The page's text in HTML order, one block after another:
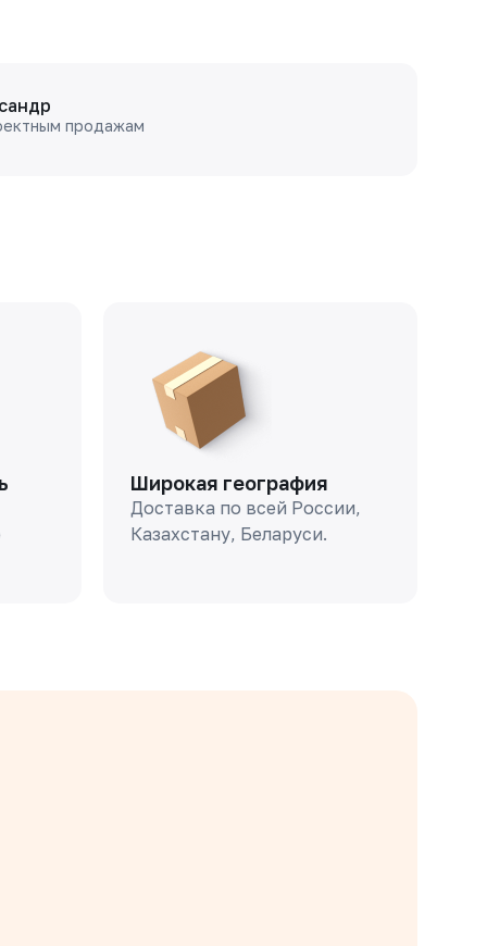
продажам
Широкая география
Доставка по всей России,
Казахстану, Беларуси.